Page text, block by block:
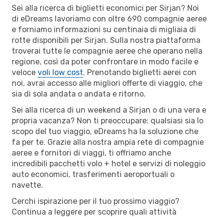
Sei alla ricerca di biglietti economici per Sirjan? Noi
di eDreams lavoriamo con oltre 690 compagnie aeree
e forniamo informazioni su centinaia di migliaia di
rotte disponibili per Sirjan. Sulla nostra piattaforma
troverai tutte le compagnie aeree che operano nella
regione, così da poter confrontare in modo facile e
veloce voli low cost. Prenotando biglietti aerei con
noi, avrai accesso alle migliori offerte di viaggio, che
sia di sola andata o andata e ritorno.
Sei alla ricerca di un weekend a Sirjan o di una vera e
propria vacanza? Non ti preoccupare: qualsiasi sia lo
scopo del tuo viaggio, eDreams ha la soluzione che
fa per te. Grazie alla nostra ampia rete di compagnie
aeree e fornitori di viaggi, ti offriamo anche
incredibili pacchetti volo + hotel e servizi di noleggio
auto economici, trasferimenti aeroportuali o
navette.
Cerchi ispirazione per il tuo prossimo viaggio?
Continua a leggere per scoprire quali attività